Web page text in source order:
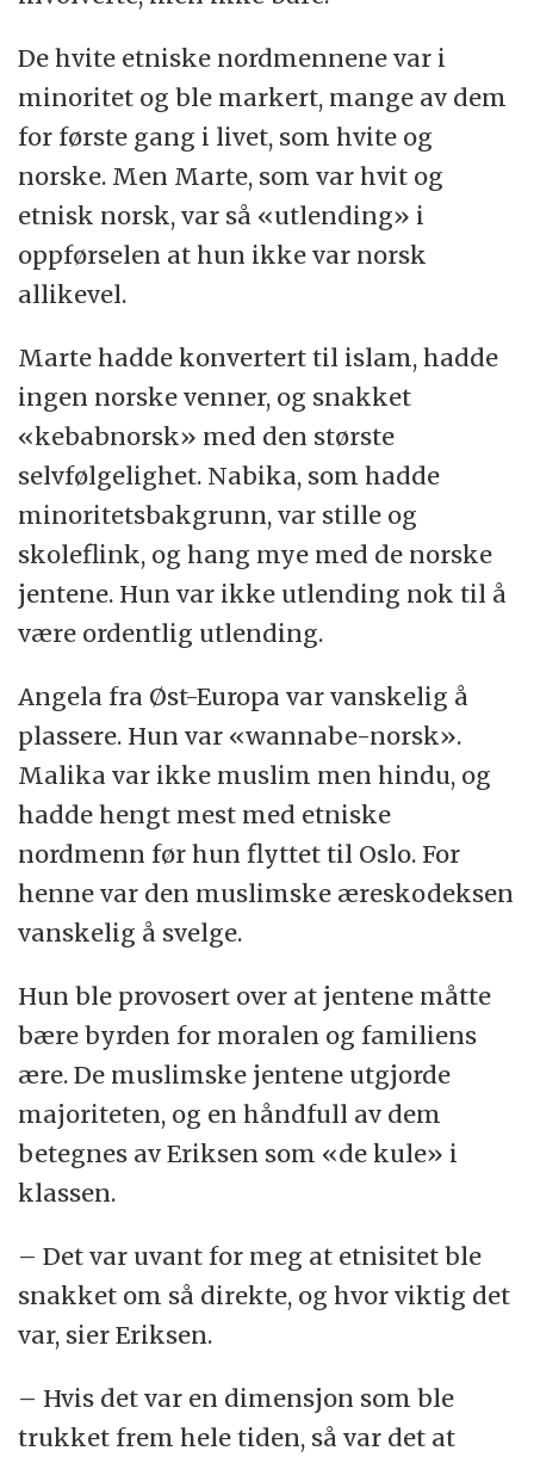
De hvite etniske nordmennene var i
minoritet og ble markert, mange av dem
for første gang i livet, som hvite og
norske. Men Marte, som var hvit og
etnisk norsk, var så «utlending» i
oppførselen at hun ikke var norsk
allikevel.
Marte hadde konvertert til islam, hadde
ingen norske venner, og snakket
«kebabnorsk» med den største
selvfølgelighet. Nabika, som hadde
minoritetsbakgrunn, var stille og
skoleflink, og hang mye med de norske
jentene. Hun var ikke utlending nok til å
være ordentlig utlending.
Angela fra Øst-Europa var vanskelig å
plassere. Hun var «wannabe-norsk».
Malika var ikke muslim men hindu, og
hadde hengt mest med etniske
nordmenn før hun flyttet til Oslo. For
henne var den muslimske æreskodeksen
vanskelig å svelge.
Hun ble provosert over at jentene måtte
bære byrden for moralen og familiens
ære. De muslimske jentene utgjorde
majoriteten, og en håndfull av dem
betegnes av Eriksen som «de kule» i
klassen.
– Det var uvant for meg at etnisitet ble
snakket om så direkte, og hvor viktig det
var, sier Eriksen.
– Hvis det var en dimensjon som ble
trukket frem hele tiden, så var det at